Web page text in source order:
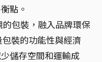
點。
包裝，融入品牌環保
裝的功能性與經濟
儲存空間和運輸成